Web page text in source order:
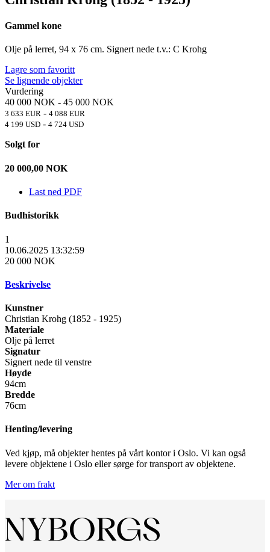
Gammel kone
Olje på lerret, 94 x 76 cm. Signert nede t.v.: C Krohg
Lagre som favoritt
Se lignende objekter
Vurdering
40 000 NOK - 45 000 NOK
3 633 EUR - 4 088 EUR
4 199 USD - 4 724 USD
Solgt for
20 000,00 NOK
Last ned PDF
Budhistorikk
1
10.06.2025 13:32:59
20 000 NOK
Beskrivelse
Kunstner
Christian Krohg (1852 - 1925)
Materiale
Olje på lerret
Signatur
Signert nede til venstre
Høyde
94cm
Bredde
76cm
Henting/levering
Ved kjøp, må objekter hentes på vårt kontor i Oslo. Vi kan også
levere objektene i Oslo eller sørge for transport av objektene.
Mer om frakt